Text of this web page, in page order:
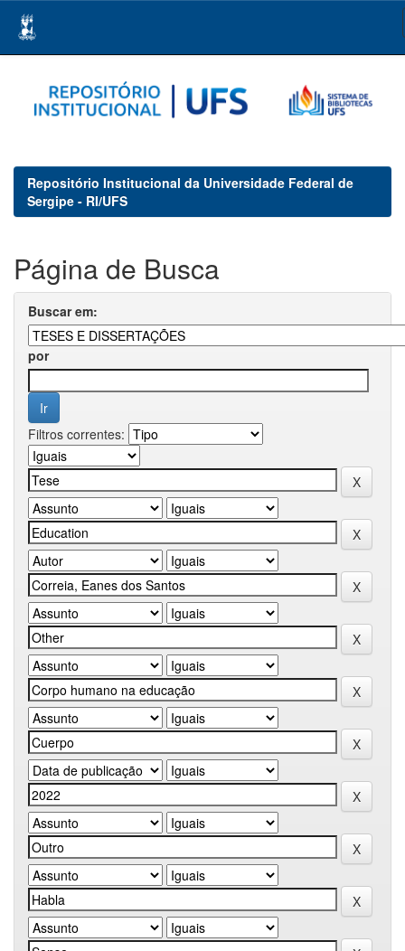
navigation
Repositório Institucional da Universidade Federal de
Sergipe - RI/UFS
Página de Busca
Buscar em:
por
Filtros correntes: